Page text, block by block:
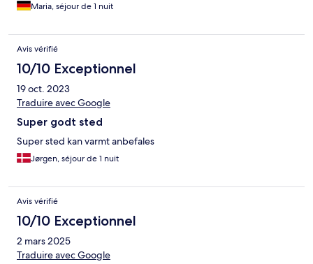
Maria, séjour de 1 nuit
Avis vérifié
10/10 Exceptionnel
19 oct. 2023
Traduire avec Google
Super godt sted
Super sted kan varmt anbefales
Jørgen, séjour de 1 nuit
Avis vérifié
10/10 Exceptionnel
2 mars 2025
Traduire avec Google